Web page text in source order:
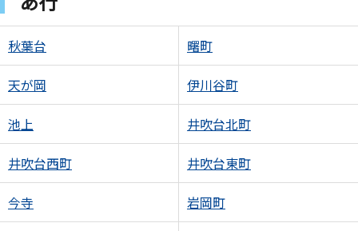
秋葉台 曙町
天が岡 伊川谷町
池上 井吹台北町
井吹台西町 井吹台東町
今寺 岩岡町